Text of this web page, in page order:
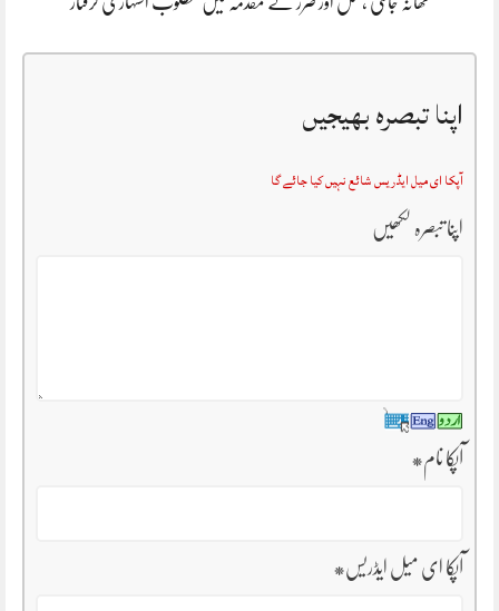
اپنا تبصرہ بھیجیں
آپکا ای میل ایڈریس شائع نہیں کیا جائے گا
اپنا تبصرہ لکھیں
آپکا نام*
آپکا ای میل ایڈریس*